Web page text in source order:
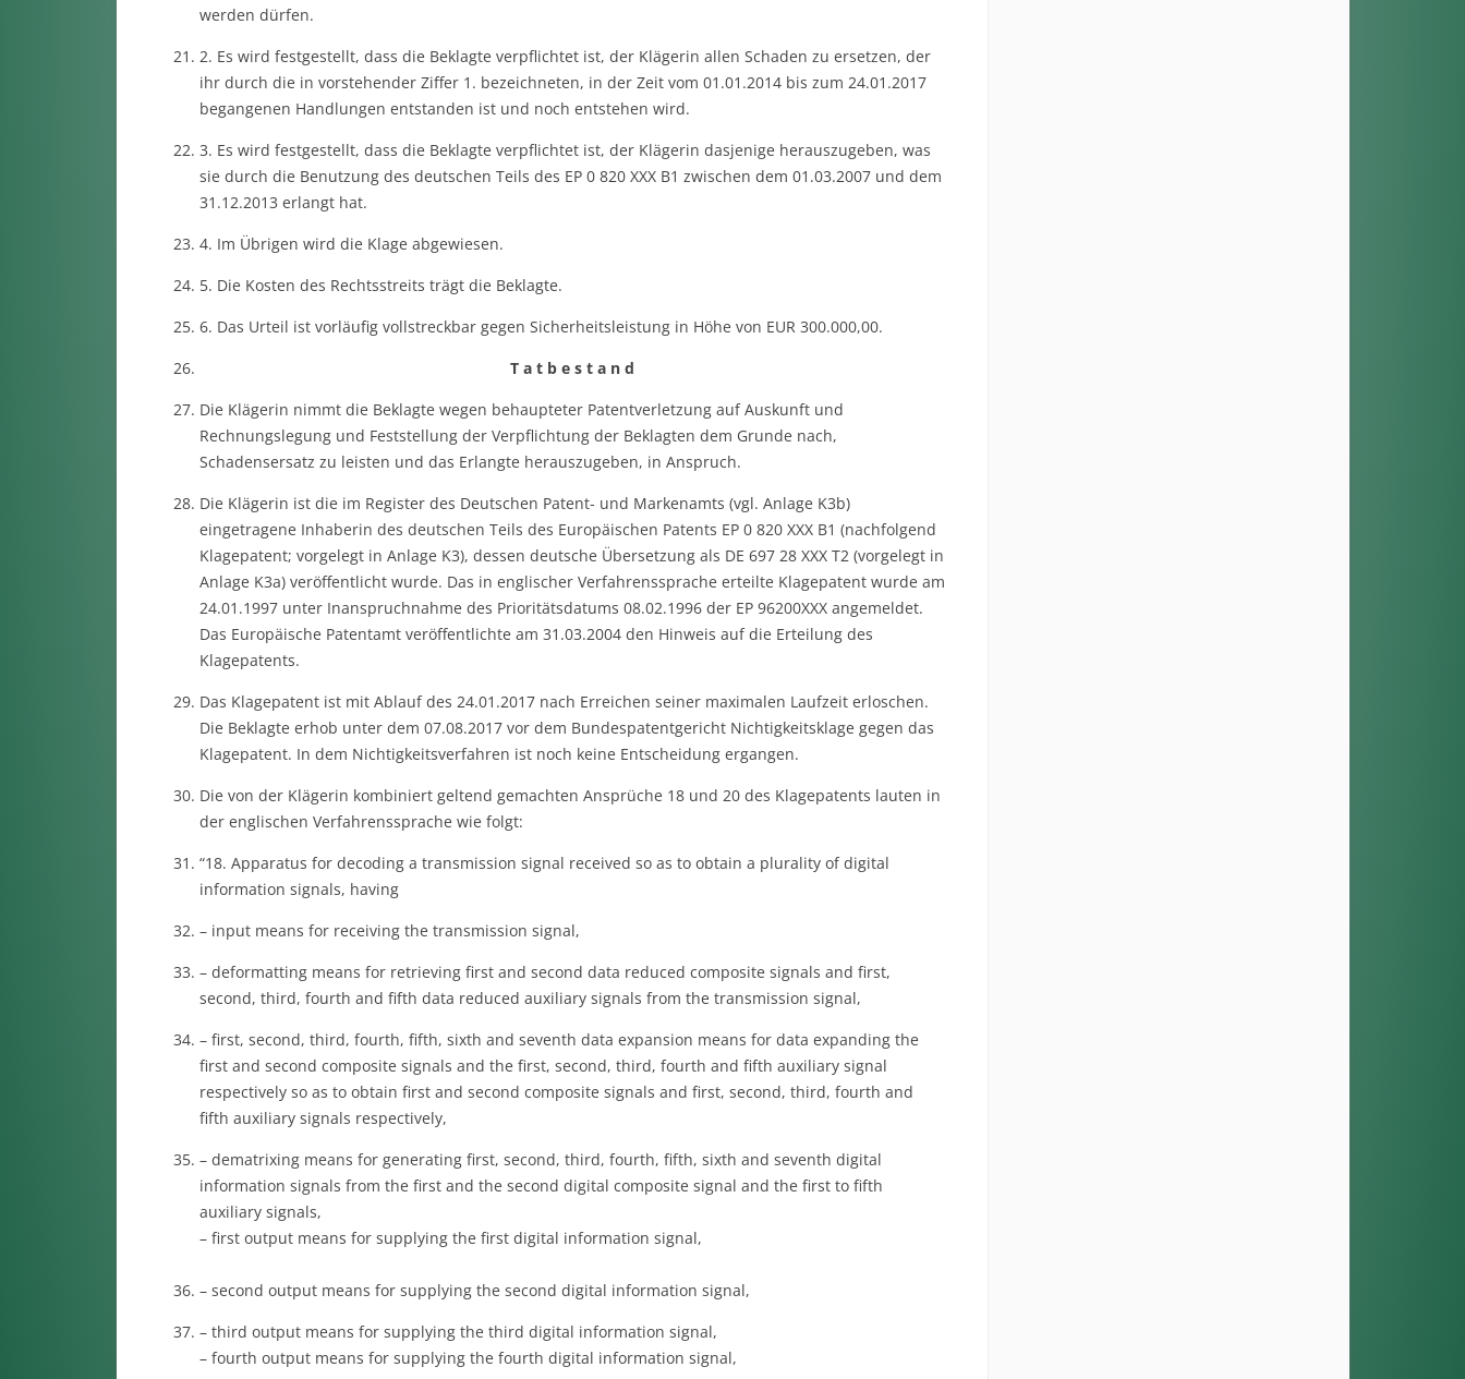
werden dürfen.
2. Es wird festgestellt, dass die Beklagte verpflichtet ist, der Klägerin allen Schaden zu ersetzen, der
ihr durch die in vorstehender Ziffer 1. bezeichneten, in der Zeit vom 01.01.2014 bis zum 24.01.2017
begangenen Handlungen entstanden ist und noch entstehen wird.
3. Es wird festgestellt, dass die Beklagte verpflichtet ist, der Klägerin dasjenige herauszugeben, was
sie durch die Benutzung des deutschen Teils des EP 0 820 XXX B1 zwischen dem 01.03.2007 und dem
31.12.2013 erlangt hat.
4. Im Übrigen wird die Klage abgewiesen.
5. Die Kosten des Rechtsstreits trägt die Beklagte.
6. Das Urteil ist vorläufig vollstreckbar gegen Sicherheitsleistung in Höhe von EUR 300.000,00.
T a t b e s t a n d
Die Klägerin nimmt die Beklagte wegen behaupteter Patentverletzung auf Auskunft und
Rechnungslegung und Feststellung der Verpflichtung der Beklagten dem Grunde nach,
Schadensersatz zu leisten und das Erlangte herauszugeben, in Anspruch.
Die Klägerin ist die im Register des Deutschen Patent- und Markenamts (vgl. Anlage K3b)
eingetragene Inhaberin des deutschen Teils des Europäischen Patents EP 0 820 XXX B1 (nachfolgend
Klagepatent; vorgelegt in Anlage K3), dessen deutsche Übersetzung als DE 697 28 XXX T2 (vorgelegt in
Anlage K3a) veröffentlicht wurde. Das in englischer Verfahrenssprache erteilte Klagepatent wurde am
24.01.1997 unter Inanspruchnahme des Prioritätsdatums 08.02.1996 der EP 96200XXX angemeldet.
Das Europäische Patentamt veröffentlichte am 31.03.2004 den Hinweis auf die Erteilung des
Klagepatents.
Das Klagepatent ist mit Ablauf des 24.01.2017 nach Erreichen seiner maximalen Laufzeit erloschen.
Die Beklagte erhob unter dem 07.08.2017 vor dem Bundespatentgericht Nichtigkeitsklage gegen das
Klagepatent. In dem Nichtigkeitsverfahren ist noch keine Entscheidung ergangen.
Die von der Klägerin kombiniert geltend gemachten Ansprüche 18 und 20 des Klagepatents lauten in
der englischen Verfahrenssprache wie folgt:
“18. Apparatus for decoding a transmission signal received so as to obtain a plurality of digital
information signals, having
– input means for receiving the transmission signal,
– deformatting means for retrieving first and second data reduced composite signals and first,
second, third, fourth and fifth data reduced auxiliary signals from the transmission signal,
– first, second, third, fourth, fifth, sixth and seventh data expansion means for data expanding the
first and second composite signals and the first, second, third, fourth and fifth auxiliary signal
respectively so as to obtain first and second composite signals and first, second, third, fourth and
fifth auxiliary signals respectively,
– dematrixing means for generating first, second, third, fourth, fifth, sixth and seventh digital
information signals from the first and the second digital composite signal and the first to fifth
auxiliary signals,
– first output means for supplying the first digital information signal,
– second output means for supplying the second digital information signal,
– third output means for supplying the third digital information signal,
– fourth output means for supplying the fourth digital information signal,